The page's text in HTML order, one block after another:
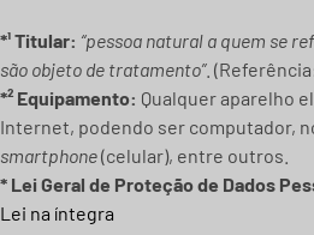
*¹ Titular: “pessoa natural a quem se
são objeto de tratamento”.
*² Equipamento: Qualquer aparelho
Internet, podendo ser computador,
smartphone(celular), entre outros.
* Lei Geral de Proteção de Dados
Lei na íntegra